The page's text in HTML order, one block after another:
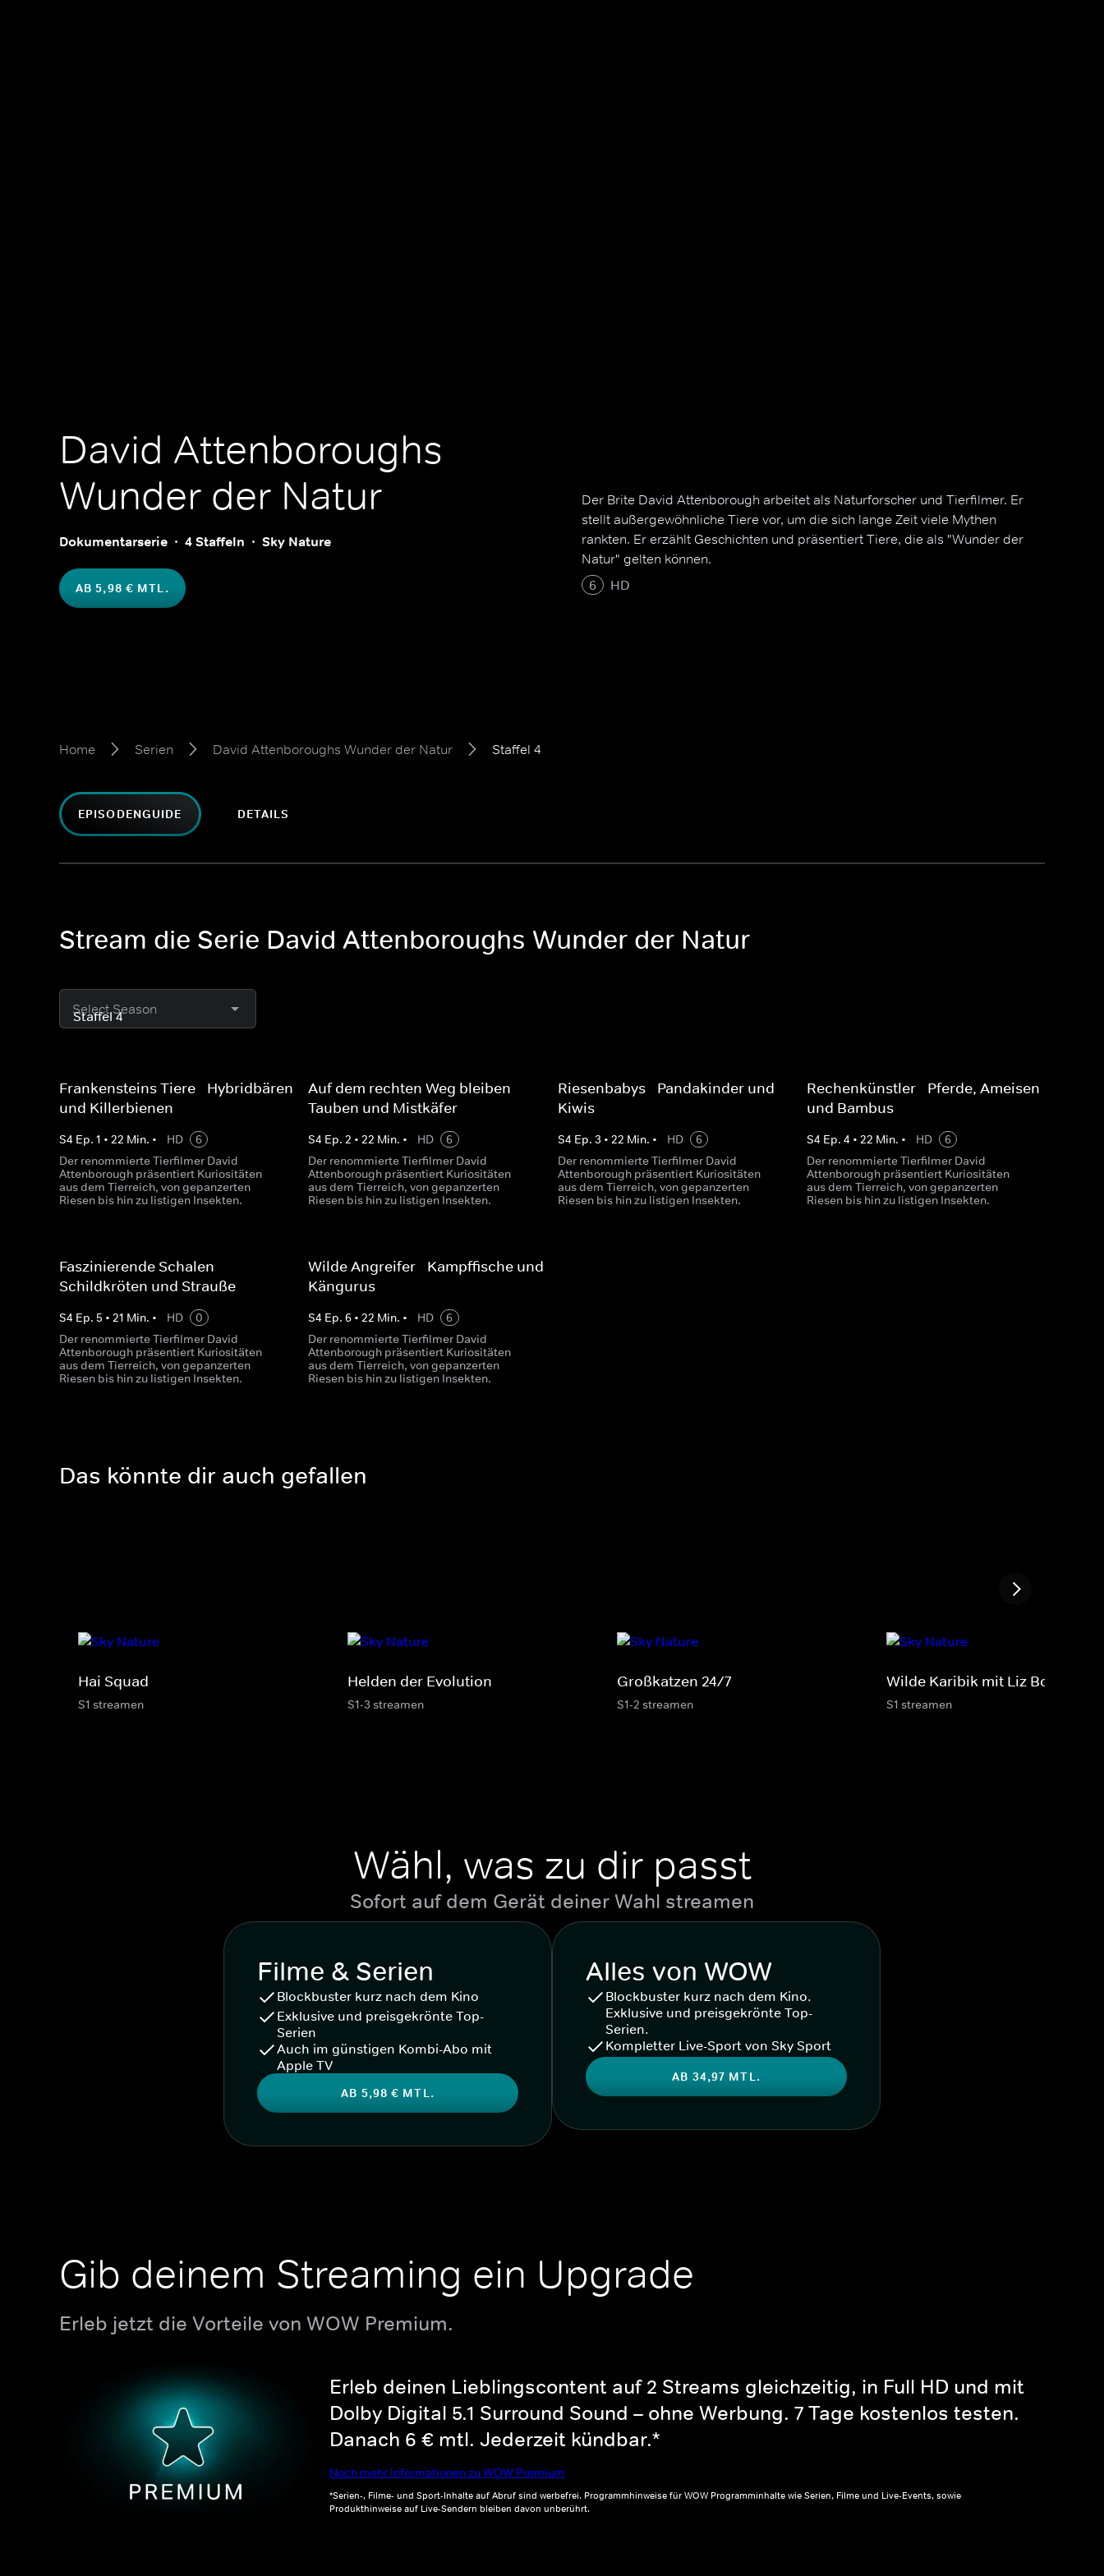
David Attenboroughs
Wunder der Natur
Dokumentarserie 4 Staffeln Sky Nature
AB 5,98 € MTL.
Der Brite David Attenborough arbeitet als Naturforscher und Tierfilmer. Er
stellt außergewöhnliche Tiere vor, um die sich lange Zeit viele Mythen
rankten. Er erzählt Geschichten und präsentiert Tiere, die als "Wunder der
Natur" gelten können.
6
HD
Home Serien David Attenboroughs Wunder der Natur Staffel 4
EPISODENGUIDE DETAILS
Stream die Serie David Attenboroughs Wunder der Natur
Select Season
Frankensteins Tiere - Hybridbären
und Killerbienen
S4 Ep. 1 • 22 Min. • HD
6
Der renommierte Tierfilmer David
Attenborough präsentiert Kuriositäten
aus dem Tierreich, von gepanzerten
Riesen bis hin zu listigen Insekten.
Auf dem rechten Weg bleiben -
Tauben und Mistkäfer
S4 Ep.2 •22 Min. • HD
6
Der renommierte Tierfilmer David
Attenborough präsentiert Kuriositäten
aus dem Tierreich, von gepanzerten
Riesen bis hin zu listigen Insekten.
Riesenbabys - Pandakinder und
Kiwis
S4 Ep. 3 • 22 Min. • HD
6
Der renommierte Tierfilmer David
Attenborough präsentiert Kuriositäten
aus dem Tierreich, von gepanzerten
Riesen bis hin zu listigen Insekten.
Rechenkünstler - Pferde, Ameisen
und Bambus
S4 Ep. 4 • 22 Min. • HD
6
Der renommierte Tierfilmer David
Attenborough präsentiert Kuriositäten
aus dem Tierreich, von gepanzerten
Riesen bis hin zu listigen Insekten.
Faszinierende Schalen -
Schildkröten und Strauße
S4 Ep. 5 • 21 Min. • HD
0
Der renommierte Tierfilmer David
Attenborough präsentiert Kuriositäten
aus dem Tierreich, von gepanzerten
Riesen bis hin zu listigen Insekten.
Wilde Angreifer - Kampffische und
Kängurus
S4 Ep.6 •22 Min. • HD
6
Der renommierte Tierfilmer David
Attenborough präsentiert Kuriositäten
aus dem Tierreich, von gepanzerten
Riesen bis hin zu listigen Insekten.
Das könnte dir auch gefallen
Hai Squad
S1 streamen
Helden der Evolution
S1-3 streamen
Großkatzen 24/7
S1-2 streamen
Wilde Karibik mit Liz Bonnin
S1 streamen
Wähl, was zu dir passt
Sofort auf dem Gerät deiner Wahl streamen
Filme & Serien
Blockbuster kurz nach dem Kino
Exklusive und preisgekrönte Top-
Serien
Auch im günstigen Kombi-Abo mit
Apple TV
AB 5,98 € MTL.
Alles von WOW
Blockbuster kurz nach dem Kino.
Exklusive und preisgekrönte Top-
Serien.
Kompletter Live-Sport von Sky Sport
AB 34,97 MTL.
Gib deinem Streaming ein Upgrade
Erleb jetzt die Vorteile von WOW Premium.
Erleb deinen Lieblingscontent auf 2 Streams gleichzeitig, in Full HD und mit
Dolby Digital 5.1 Surround Sound – ohne Werbung. 7 Tage kostenlos testen.
Danach 6 € mtl. Jederzeit kündbar.*
Noch mehr Informationen zu WOW Premium
*Serien-, Filme- und Sport-Inhalte auf Abruf sind werbefrei. Programmhinweise für WOW Programminhalte wie Serien, Filme und Live-Events, sowie
Produkthinweise auf Live-Sendern bleiben davon unberührt.